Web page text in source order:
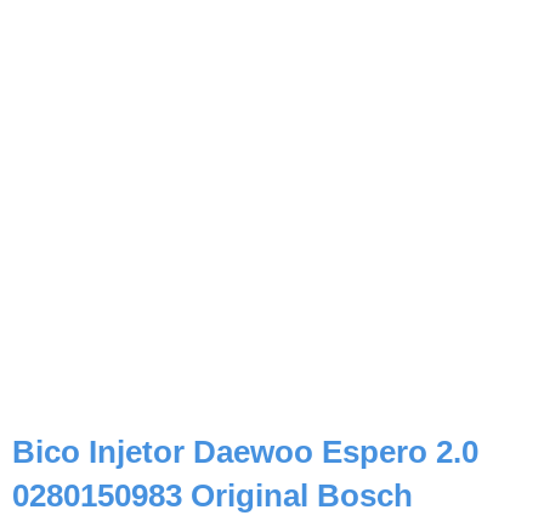
Bico Injetor Daewoo Espero 2.0
0280150983 Original Bosch